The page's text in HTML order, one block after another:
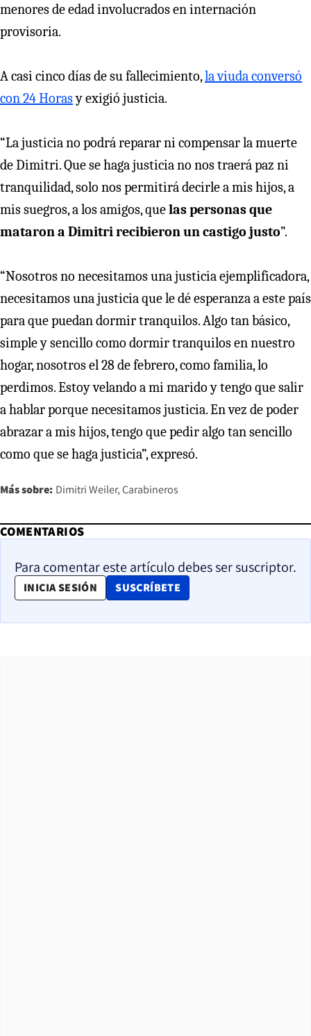
menores de edad involucrados en internación
provisoria.
A casi cinco días de su fallecimiento,la viuda conversó
con 24 Horasy exigió justicia.
“La justicia no podrá reparar ni compensar la muerte
de Dimitri. Que se haga justicia no nos traerá paz ni
tranquilidad, solo nos permitirá decirle a mis hijos, a
mis suegros, a los amigos, quelas personas que
mataron a Dimitri recibieron un castigo justo”.
“Nosotros no necesitamos una justicia ejemplificadora,
necesitamos una justicia que le dé esperanza a este país
para que puedan dormir tranquilos. Algo tan básico,
simple y sencillo como dormir tranquilos en nuestro
hogar, nosotros el 28 de febrero, como familia, lo
perdimos. Estoy velando a mi marido y tengo que salir
a hablar porque necesitamos justicia. En vez de poder
abrazar a mis hijos, tengo que pedir algo tan sencillo
como que se haga justicia”, expresó.
Más sobre: Dimitri Weiler Carabineros
COMENTARIOS
Para comentar este artículo debes ser suscriptor.
INICIA SESIÓN SUSCRÍBETE
OPENS IN NEW WINDOW